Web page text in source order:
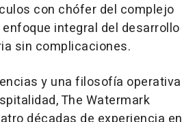
con chófer del complejo
integral del desarrollo
sin complicaciones.
y una filosofía operativa
The Watermark